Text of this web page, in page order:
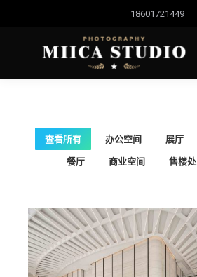
18601721449
查看所有 办公空间 展厅
餐厅 商业空间 售楼处